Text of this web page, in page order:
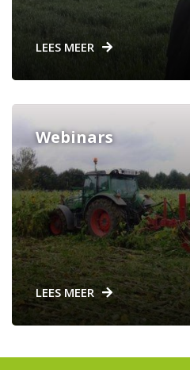
LEES MEER
Webinars
LEES MEER